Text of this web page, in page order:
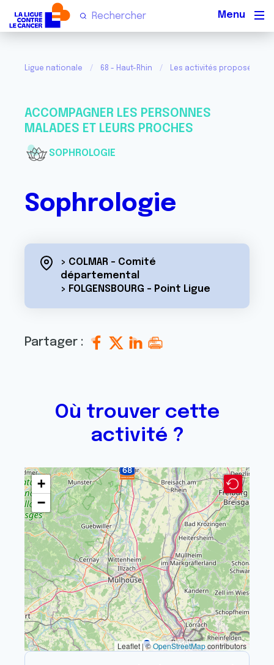
Ligue nationale 68 - Haut-Rhin Les activités proposées
ACCOMPAGNER LES PERSONNES
MALADES ET LEURS PROCHES
SOPHROLOGIE
Sophrologie
> COLMAR - Comité
départemental
> FOLGENSBOURG - Point Ligue
Partager :
Où trouver cette
activité ?
+
−
Leaflet | ©OpenStreetMapcontributors